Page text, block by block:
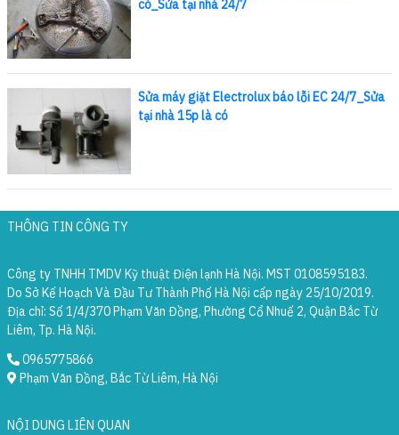
có_Sửa tại nhà 24/7
Sửa máy giặt Electrolux báo lỗi EC 24/7_Sửa
tại nhà 15p là có
THÔNG TIN CÔNG TY
Công ty TNHH TMDV Kỹ thuật Điện lạnh Hà Nội. MST 0108595183.
Do Sở Kế Hoạch Và Đầu Tư Thành Phố Hà Nội cấp ngày 25/10/2019.
Địa chỉ: Số 1/4/370 Phạm Văn Đồng, Phường Cổ Nhuế 2, Quận Bắc Từ
Liêm, Tp. Hà Nội.
0965775866
Phạm Văn Đồng, Bắc Từ Liêm, Hà Nội
NỘI DUNG LIÊN QUAN